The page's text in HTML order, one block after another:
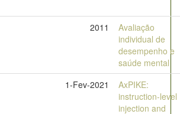
2011
Avaliação
individual de
desempenho e
saúde mental
1-Fev-2021
AxPIKE:
instruction-level
injection and